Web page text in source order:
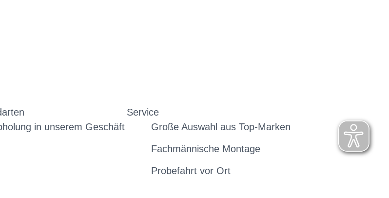
in unserem Geschäft
Service
Große Auswahl aus Top-Marken
Fachmännische Montage
Probefahrt vor Ort